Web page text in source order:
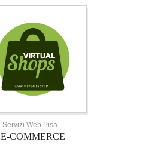
Servizi Web Pisa
E-COMMERCE